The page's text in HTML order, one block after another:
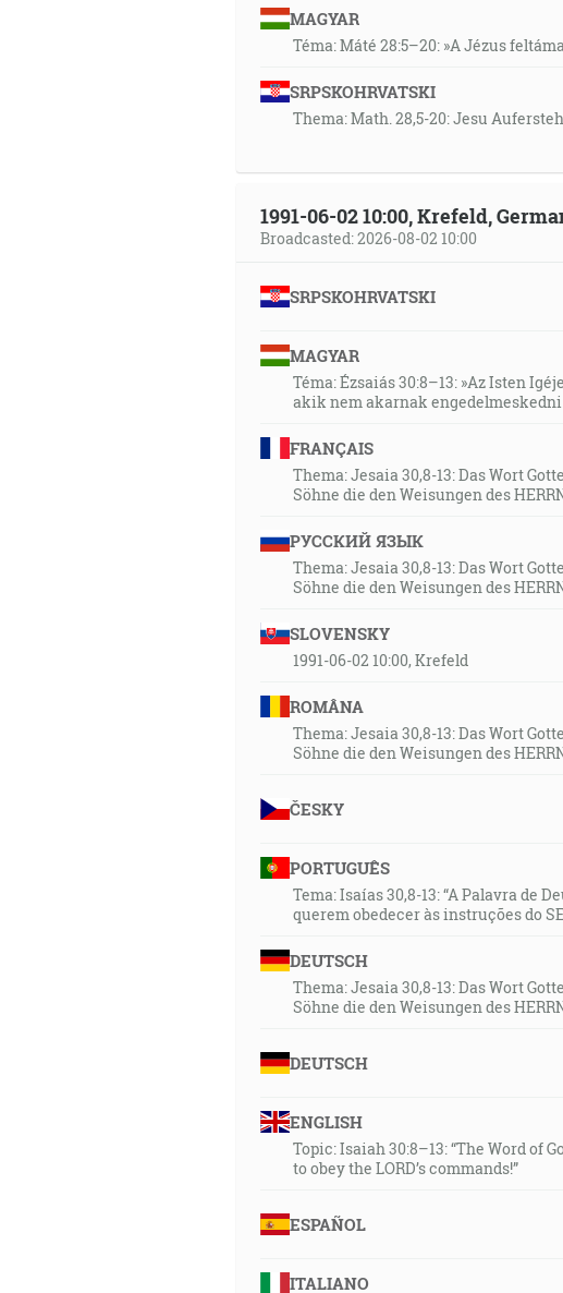
MAGYAR
Téma: Máté 28:5–20: »A Jézus
SRPSKOHRVATSKI
Thema: Math. 28,5-20: Jesu
1991-06-02 10:00, Krefeld,
Broadcasted: 2026-08-02 10:00
SRPSKOHRVATSKI
MAGYAR
Téma: Ézsaiás 30:8–13: »Az Isten
akik nem akarnak
FRANÇAIS
Thema: Jesaia 30,8-13: Das Wort
Söhne die den Weisungen des
РУССКИЙ ЯЗЫК
Thema: Jesaia 30,8-13: Das Wort
Söhne die den Weisungen des
SLOVENSKY
1991-06-02 10:00, Krefeld
ROMÂNA
Thema: Jesaia 30,8-13: Das Wort
Söhne die den Weisungen des
ČESKY
PORTUGUÊS
Tema: Isaías 30,8-13: “A Palavra de
querem obedecer às instruções do
DEUTSCH
Thema: Jesaia 30,8-13: Das Wort
Söhne die den Weisungen des
DEUTSCH
ENGLISH
Topic: Isaiah 30:8–13: “The Word of
to obey the LORD’s commands!”
ESPAÑOL
ITALIANO